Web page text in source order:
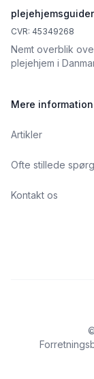
CVR: 45349268
Nemt overblik
plejehjem i
Mere information
Artikler
Ofte stillede
Kontakt os